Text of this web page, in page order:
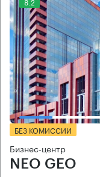
БЕЗ КОМИССИИ
Бизнес-центр
NEO GEO